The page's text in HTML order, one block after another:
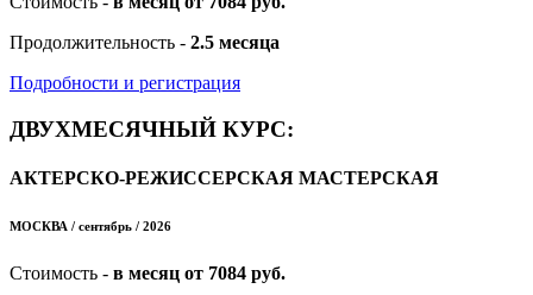
Продолжительность - 2.5 месяца
Подробности и регистрация
ДВУХМЕСЯЧНЫЙ КУРС:
АКТЕРСКО-РЕЖИССЕРСКАЯ МАСТЕРСКАЯ
МОСКВА / сентябрь / 2026
Стоимость - в месяц от 7084 руб.